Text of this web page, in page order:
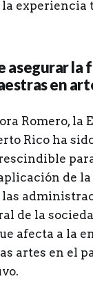
la experiencia
asegurar la
en
Romero, la
Rico ha
de la
de la
afecta a la
artes en el